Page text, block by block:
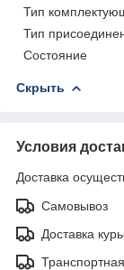
Тип
Тип
Состояние
Скрыть
Условия
Доставка
Самовывоз
Доставка